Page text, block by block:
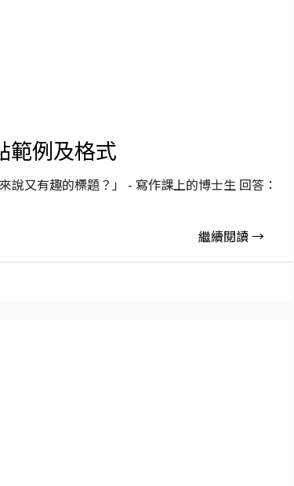
範例及格式
又有趣的標題？」 - 寫作課上的博士生 回答：
繼續閱讀 →